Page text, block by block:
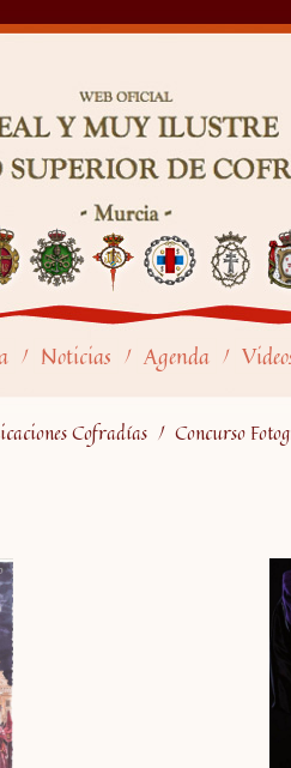
/ Noticias / Agenda /
Cofradías / Concurso